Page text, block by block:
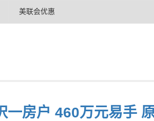
美联会优惠
房户 460万元易手